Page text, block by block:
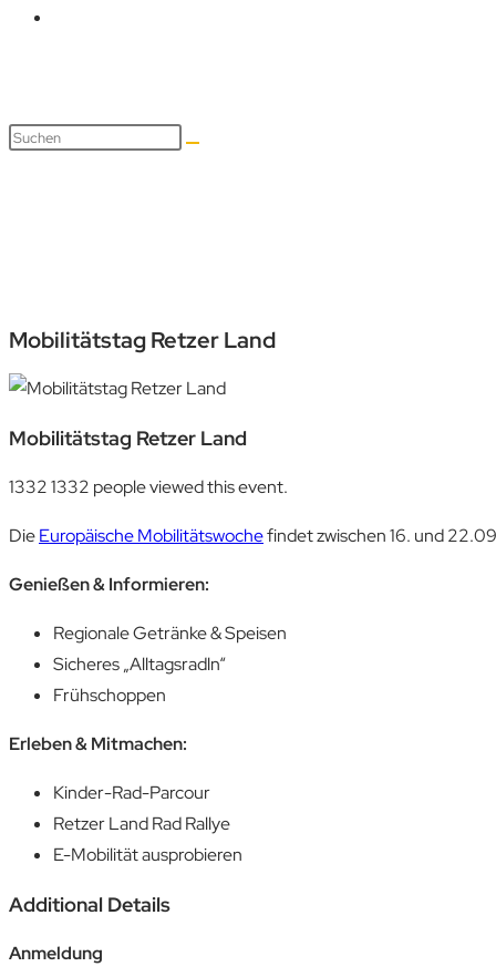
Mobilitätstag Retzer Land
Mobilitätstag Retzer Land
13321332 people viewed this event.
DieEuropäische Mobilitätswochefindet zwischen 16. und
Genießen & Informieren:
Regionale Getränke & Speisen
Sicheres „Alltagsradln“
Frühschoppen
Erleben & Mitmachen:
Kinder-Rad-Parcour
Retzer Land Rad Rallye
E-Mobilität ausprobieren
Additional Details
Anmeldung